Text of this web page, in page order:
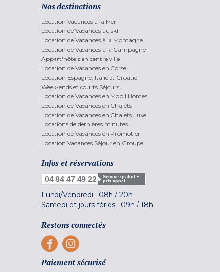
Nos destinations
Location Vacances à la Mer
Location de Vacances au ski
Location de Vacances à la Montagne
Location de Vacances à la Campagne
Appart'hôtels en centre ville
Location de Vacances en Corse
Location Espagne, Italie et Croatie
Week-ends et courts Séjours
Location de Vacances en Mobil Homes
Location de Vacances en Chalets
Location de Vacances en Chalets Luxe
Locations de dernières minutes
Location de Vacances en Promotion
Location Vacances Séjour en Groupe
Infos et réservations
04 84 47 49 22
Service gratuit +
prix appel
Lundi/Vendredi : 08h / 20h
Samedi et jours fériés : 09h / 18h
Restons connectés
Paiement sécurisé